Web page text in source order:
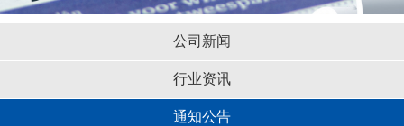
公司新闻
行业资讯
通知公告